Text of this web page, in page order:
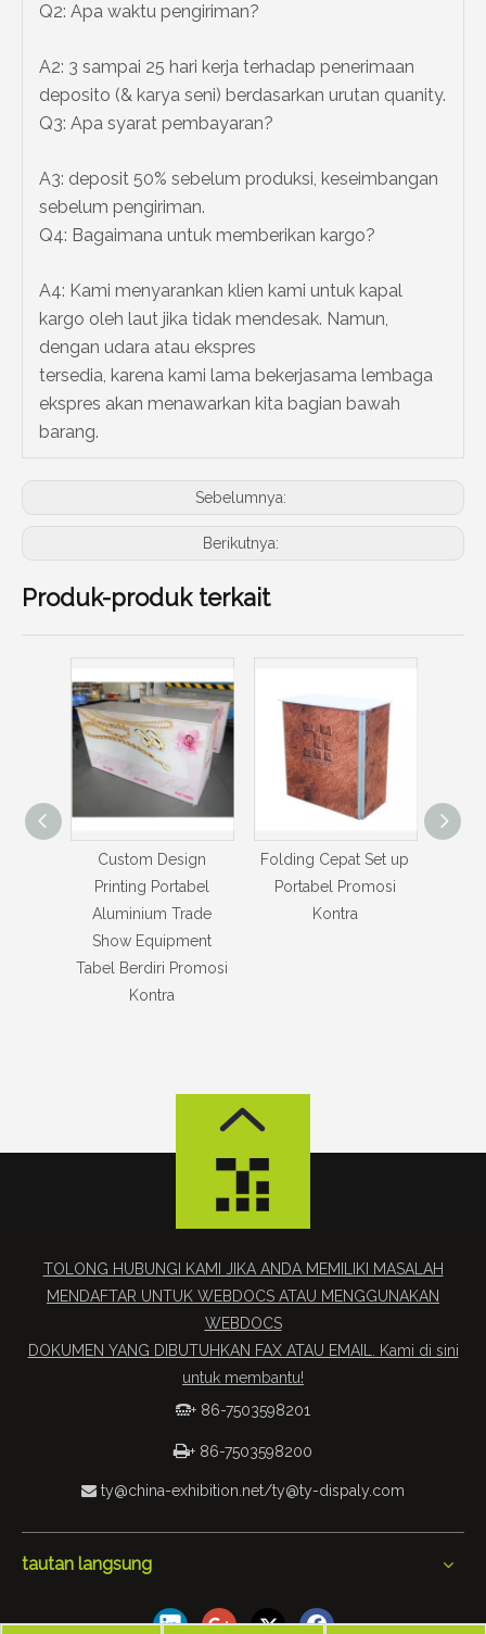
Q2: Apa waktu pengiriman?
A2: 3 sampai 25 hari kerja terhadap penerimaan
deposito (& karya seni) berdasarkan urutan quanity.
Q3: Apa syarat pembayaran?
A3: deposit 50% sebelum produksi, keseimbangan
sebelum pengiriman.
Q4: Bagaimana untuk memberikan kargo?
A4: Kami menyarankan klien kami untuk kapal
kargo oleh laut jika tidak mendesak. Namun,
dengan udara atau ekspres
tersedia, karena kami lama bekerjasama lembaga
ekspres akan menawarkan kita bagian bawah
barang.
Sebelumnya:
Berikutnya:
Produk-produk terkait
Folding Cepat Set up
Portabel Promosi
Kontra
Folding Cepat Set up
Portabel Tampilan
Kontra
TOLONG HUBUNGI KAMI JIKA ANDA MEMILIKI MASALAH
MENDAFTAR UNTUK WEBDOCS ATAU MENGGUNAKAN
WEBDOCS
DOKUMEN YANG DIBUTUHKAN FAX ATAU EMAIL. Kami di sini
untuk membantu!
+ 86-7503598201
+ 86-7503598200
 ty@china-exhibition.net/ty@ty-dispaly.com
tautan langsung